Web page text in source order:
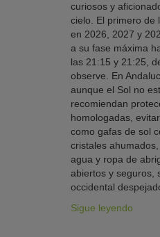
curiosos y
cielo. El primero de
en 2026, 2027 y
a su fase máxima
las 21:15 y 21:25,
observe. En
aunque el Sol no
recomiendan
homologadas,
como gafas de sol
cristales
agua y ropa de
abiertos y seguros,
occidental
Sigue leyendo